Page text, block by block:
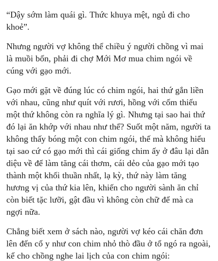
“Dậy sớm làm quái gì. Thức khuya mệt, ngủ đi cho
khoẻ”.
Nhưng người vợ không thể chiều ý người chồng vì mai
là muồi bốn, phải đi chợ Mới Mơ mua chim ngói về
cúng với gạo mới.
Gạo mới gặt về đúng lúc có chim ngói, hai thứ gắn liền
với nhau, cũng như quít với rươi, hồng với cốm thiếu
một thứ không còn ra nghĩa lý gì. Nhưng tại sao hai thứ
đó lại ăn khớp với nhau như thế? Suốt một năm, người ta
không thấy bóng một con chim ngói, thế mà không hiểu
tại sao cứ có gạo mới thì cái giống chim ấy ở đâu lại dẫn
diệu về để làm tăng cái thơm, cái dẻo của gạo mới tạo
thành một khối thuần nhất, lạ kỳ, thứ này làm tăng
hương vị của thứ kia lên, khiến cho người sành ăn chỉ
còn biết tặc lưỡi, gật đầu vì không còn chữ để mà ca
ngợi nữa.
Chẳng biết xem ở sách nào, người vợ kéo cái chăn đơn
lên đến cổ y như con chim nhỏ thò đầu ở tổ ngó ra ngoài,
kể cho chồng nghe lai lịch của con chim ngói: